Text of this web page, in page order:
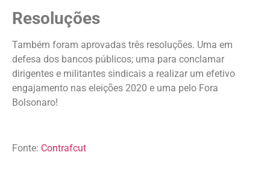
Resoluções
Também foram aprovadas três resoluções. Uma em
defesa dos bancos públicos; uma para conclamar
dirigentes e militantes sindicais a realizar um efetivo
engajamento nas eleições 2020 e uma pelo Fora
Bolsonaro!
Fonte: Contrafcut